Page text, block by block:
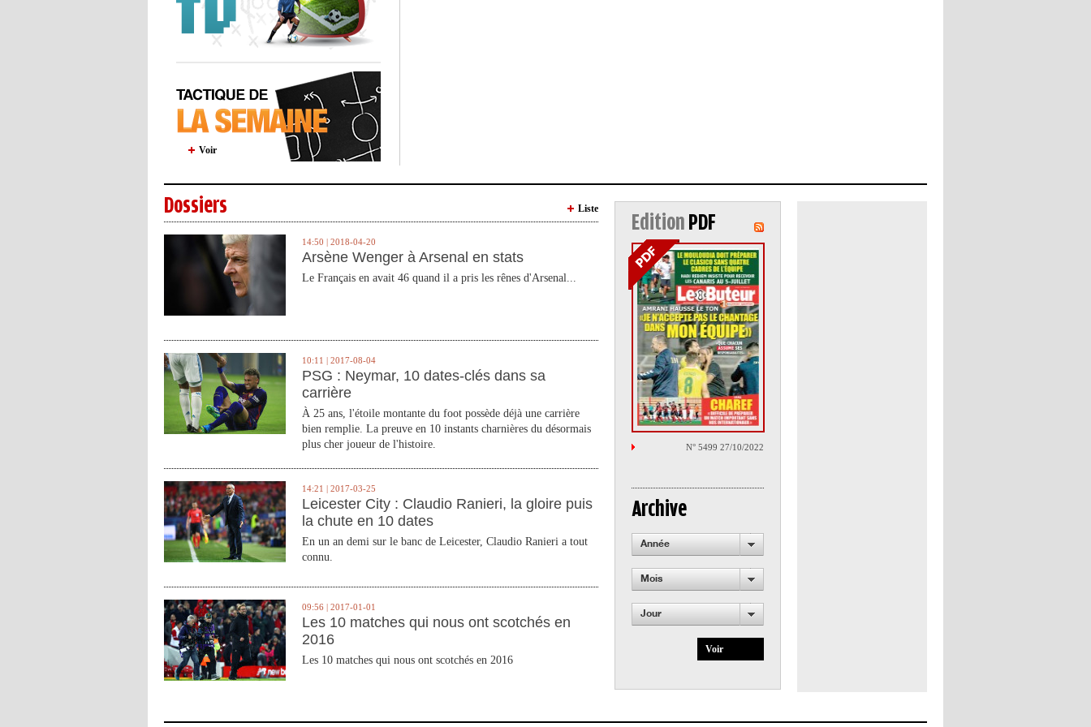
Voir
Dossiers Liste
14:50 | 2018-04-20
Arsène Wenger à Arsenal en stats
Le Français en avait 46 quand il a pris les rênes d'Arsenal...
10:11 | 2017-08-04
PSG : Neymar, 10 dates-clés dans sa
carrière
À 25 ans, l'étoile montante du foot possède déjà une carrière
bien remplie. La preuve en 10 instants charnières du désormais
plus cher joueur de l'histoire.
14:21 | 2017-03-25
Leicester City : Claudio Ranieri, la gloire puis
la chute en 10 dates
En un an demi sur le banc de Leicester, Claudio Ranieri a tout
connu.
09:56 | 2017-01-01
Les 10 matches qui nous ont scotchés en
2016
Les 10 matches qui nous ont scotchés en 2016
Edition PDF
N° 5499 27/10/2022
Archive
Année
Mois
Jour
Voir